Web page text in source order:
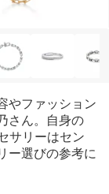
やファッション
さん。自身の
サリーはセン
ー選びの参考に